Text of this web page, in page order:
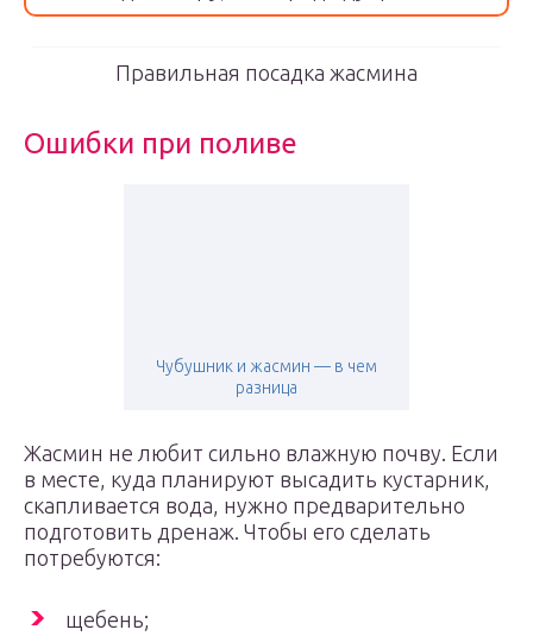
Правильная посадка жасмина
Ошибки при поливе
Чубушник и жасмин — в чем
разница
Жасмин не любит сильно влажную почву. Если
в месте, куда планируют высадить кустарник,
скапливается вода, нужно предварительно
подготовить дренаж. Чтобы его сделать
потребуются:
щебень;